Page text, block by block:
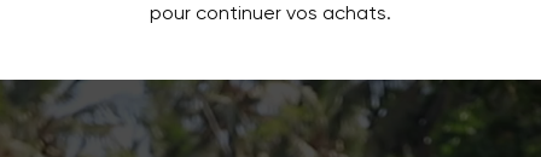
pour continuer vos achats.